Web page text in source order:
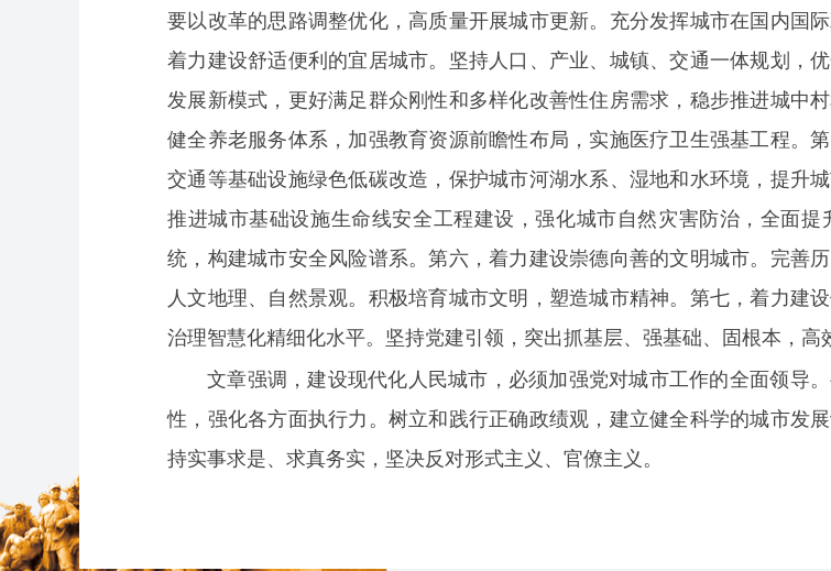
要以改革的思路调整优化，高质量开展城市更新。充分发挥城市在国内国
着力建设舒适便利的宜居城市。坚持人口、产业、城镇、交通一体规划，
发展新模式，更好满足群众刚性和多样化改善性住房需求，稳步推进城中
健全养老服务体系，加强教育资源前瞻性布局，实施医疗卫生强基工程。
交通等基础设施绿色低碳改造，保护城市河湖水系、湿地和水环境，提升
推进城市基础设施生命线安全工程建设，强化城市自然灾害防治，全面
统，构建城市安全风险谱系。第六，着力建设崇德向善的文明城市。完善
人文地理、自然景观。积极培育城市文明，塑造城市精神。第七，着力建
治理智慧化精细化水平。坚持党建引领，突出抓基层、强基础、固根本，高
文章强调，建设现代化人民城市，必须加强党对城市工作的全面领导
性，强化各方面执行力。树立和践行正确政绩观，建立健全科学的城市发
持实事求是、求真务实，坚决反对形式主义、官僚主义。